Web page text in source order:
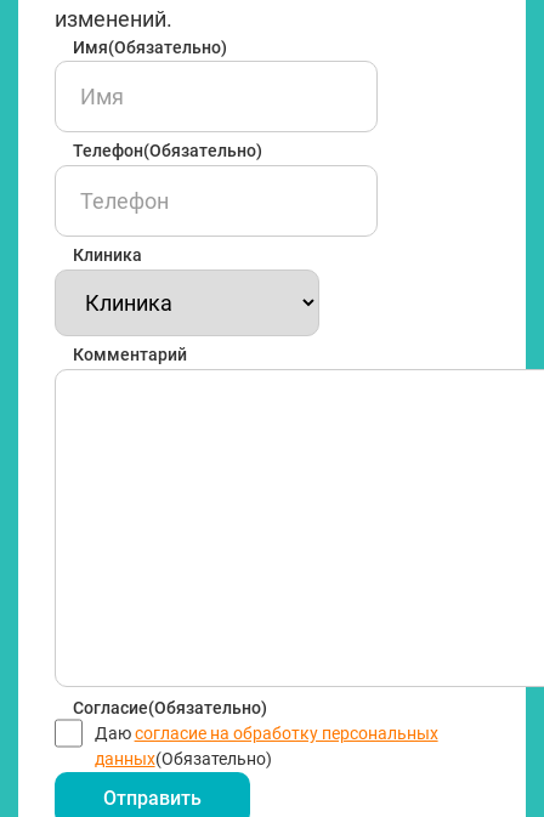
изменений.
Имя(Обязательно)
Имя
Телефон(Обязательно)
Клиника
Комментарий
Согласие(Обязательно)
Даюсогласие на обработку персональных
данных(Обязательно)